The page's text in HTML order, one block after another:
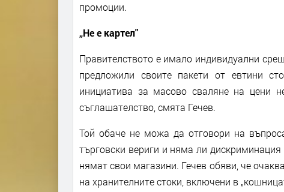
промоции.
„Не е картел"
Правителството е имало индивидуални
предложили своите пакети от евтини
инициатива за масово сваляне на цени
съглашателство, смята Гечев.
Той обаче не можа да отговори на
търговски вериги и няма ли
нямат свои магазини. Гечев обяви, че
на хранителните стоки, включени в